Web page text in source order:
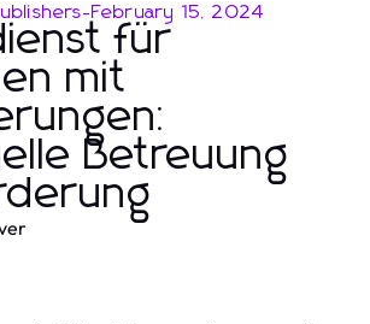
-February 15, 2024
für
mit
Betreuung